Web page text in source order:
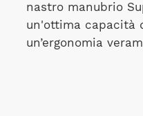
nastro manubrio
un'ottima capacità
un’ergonomia